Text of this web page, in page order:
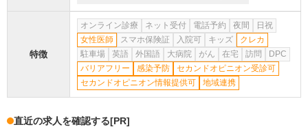
特徴
オンライン診療 ネット受付 電話予約 夜間
日祝
女性医師
スマホ保険証 入院可 キッズ
クレカ
駐車場
英語 外国語 大病院 がん 在宅 訪問
DPC
バリアフリー
感染予防
セカンドオピニオン受診可
セカンドオピニオン情報提供可
地域連携
直近の求人を確認する[PR]